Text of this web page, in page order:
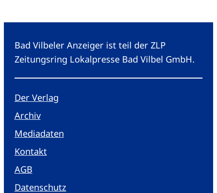
Bad Vilbeler Anzeiger ist teil der ZLP
Zeitungsring Lokalpresse Bad Vilbel GmbH.
Der Verlag
Archiv
Mediadaten
Kontakt
AGB
Datenschutz